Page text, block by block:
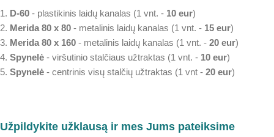
1. D-60 - plastikinis laidų kanalas (1 vnt. - 10 eur)
2. Merida 80 x 80 - metalinis laidų kanalas (1 vnt. - 15 eur)
3. Merida 80 x 160 - metalinis laidų kanalas (1 vnt. - 20 eur)
4. Spynelė - viršutinio stalčiaus užtraktas (1 vnt. - 10 eur)
5. Spynelė - centrinis visų stalčių užtraktas (1 vnt - 20 eur)
Užpildykite užklausą ir mes Jums pateiksime